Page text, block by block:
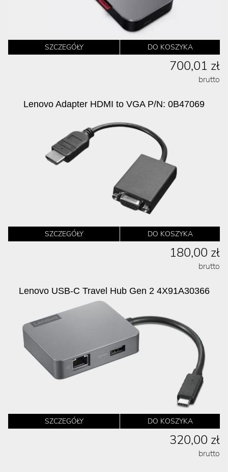
SZCZEGÓŁY DO KOSZYKA
700,01 zł
brutto
Lenovo Adapter HDMI to VGA P/N: 0B47069
SZCZEGÓŁY DO KOSZYKA
180,00 zł
brutto
Lenovo USB-C Travel Hub Gen 2 4X91A30366
SZCZEGÓŁY DO KOSZYKA
320,00 zł
brutto